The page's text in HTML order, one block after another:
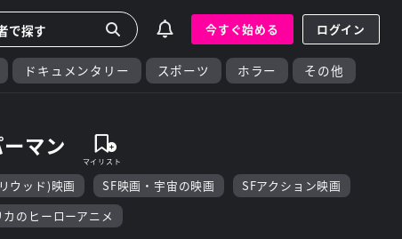
今すぐ始める ログイン
ドキュメンタリー スポーツ ホラー その他
マン
ウッド)映画 SF映画・宇宙の映画
SFアクション映画
カのヒーローアニメ